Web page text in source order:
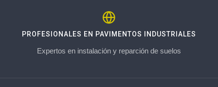
PROFESIONALES EN PAVIMENTOS INDUSTRIALES
Expertos en instalación y reparción de suelos